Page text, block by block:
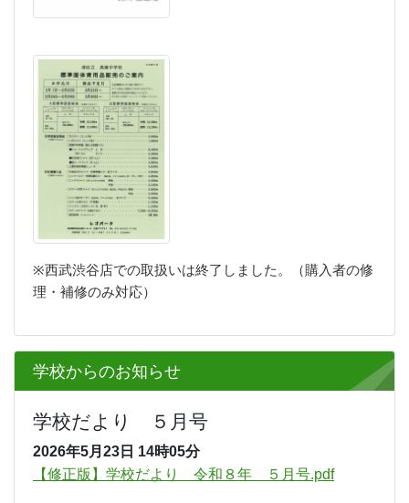
※西武渋谷店での取扱いは終了しました。（購入者の修
理・補修のみ対応）
学校からのお知らせ
学校だより ５月号
2026年5月23日 14時05分
【修正版】学校だより 令和８年 ５月号.pdf